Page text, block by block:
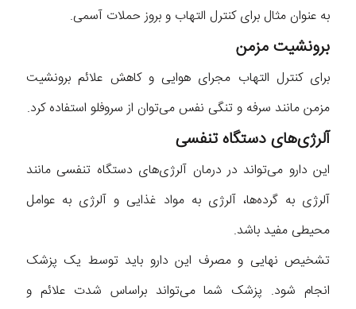
به عنوان مثال برای کنترل التهاب و بروز حملات آسمی.
برونشیت مزمن
برای کنترل التهاب مجرای هوایی و کاهش علائم برونشیت
مزمن مانند سرفه و تنگی نفس می‌توان از سروفلو استفاده کرد.
آلرژی‌های دستگاه تنفسی
این دارو می‌تواند در درمان آلرژی‌های دستگاه تنفسی مانند
آلرژی به گرده‌ها، آلرژی به مواد غذایی و آلرژی به عوامل
محیطی مفید باشد.
تشخیص نهایی و مصرف این دارو باید توسط یک پزشک
انجام شود. پزشک شما می‌تواند براساس شدت علائم و